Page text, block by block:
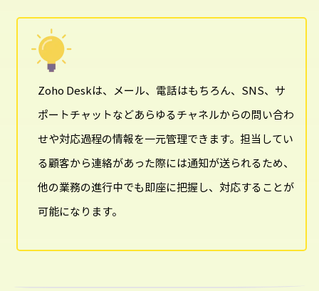
Zoho Deskは、メール、電話はもちろん、SNS、サ
ポートチャットなどあらゆるチャネルからの問い合わ
せや対応過程の情報を一元管理できます。担当してい
る顧客から連絡があった際には通知が送られるため、
他の業務の進行中でも即座に把握し、対応することが
可能になります。